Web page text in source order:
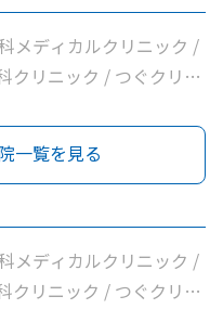
メディカルクリニック /
クリニック / つぐクリニ
/ 長沼内科 / 医療法人社
社団成宗診療所 / 今関医
/ 医療法人社団成東会松
前やすだクリニック
一覧を見る
メディカルクリニック /
クリニック / つぐクリニ